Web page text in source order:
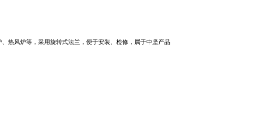
风炉等，采用旋转式法兰，便于安装、检修，属于中坚产品